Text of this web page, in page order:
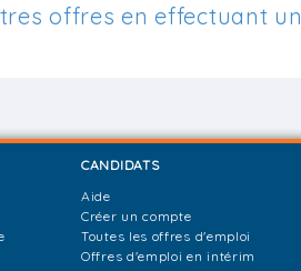
offres en effectuant
CANDIDATS
Aide
Créer un compte
Toutes les offres d'emploi
Offres d'emploi en intérim